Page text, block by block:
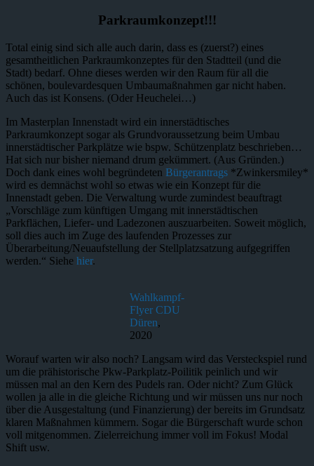
Parkraumkonzept!!!
Total einig sind sich alle auch darin, dass es (zuerst?) eines
gesamtheitlichen Parkraumkonzeptes für den Stadtteil (und die
Stadt) bedarf. Ohne dieses werden wir den Raum für all die
schönen, boulevardesquen Umbaumaßnahmen gar nicht haben.
Auch das ist Konsens. (Oder Heuchelei…)
Im Masterplan Innenstadt wird ein innerstädtisches
Parkraumkonzept sogar als Grundvoraussetzung beim Umbau
innerstädtischer Parkplätze wie bspw. Schützenplatz beschrieben…
Hat sich nur bisher niemand drum gekümmert. (Aus Gründen.)
Doch dank eines wohl begründeten Bürgerantrags *Zwinkersmiley*
wird es demnächst wohl so etwas wie ein Konzept für die
Innenstadt geben. Die Verwaltung wurde zumindest beauftragt
„Vorschläge zum künftigen Umgang mit innerstädtischen
Parkflächen, Liefer- und Ladezonen auszuarbeiten. Soweit möglich,
soll dies auch im Zuge des laufenden Prozesses zur
Überarbeitung/Neuaufstellung der Stellplatzsatzung aufgegriffen
werden.“ Siehe hier.
Wahlkampf-
Flyer CDU
Düren,
2020
Worauf warten wir also noch? Langsam wird das Versteckspiel rund
um die prähistorische Pkw-Parkplatz-Poilitik peinlich und wir
müssen mal an den Kern des Pudels ran. Oder nicht? Zum Glück
wollen ja alle in die gleiche Richtung und wir müssen uns nur noch
über die Ausgestaltung (und Finanzierung) der bereits im Grundsatz
klaren Maßnahmen kümmern. Sogar die Bürgerschaft wurde schon
voll mitgenommen. Zielerreichung immer voll im Fokus! Modal
Shift usw.